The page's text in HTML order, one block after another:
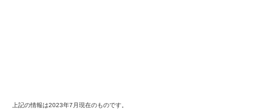
上記の情報は2023年7月現在のものです。